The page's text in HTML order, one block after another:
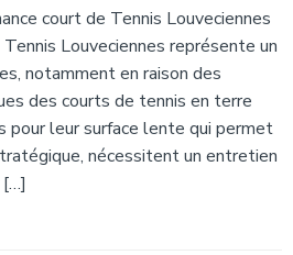
court de Tennis Louveciennes
Louveciennes représente un
notamment en raison des
des courts de tennis en terre
pour leur surface lente qui permet
nécessitent un entretien
[…]